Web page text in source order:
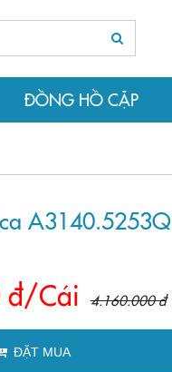
ĐỒNG HỒ CẶP
A3140.5253Q
đ/Cái 4.160.000 đ
ĐẶT MUA